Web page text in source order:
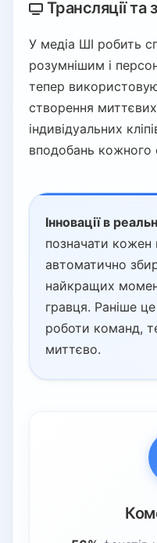
Трансляції та
У медіа ШІ робить
розумнішим і
тепер
створення
індивідуальних
вподобань кожного
Інновації в
позначати кожен
автоматично
найкращих
гравця. Раніше
роботи команд,
миттєво.